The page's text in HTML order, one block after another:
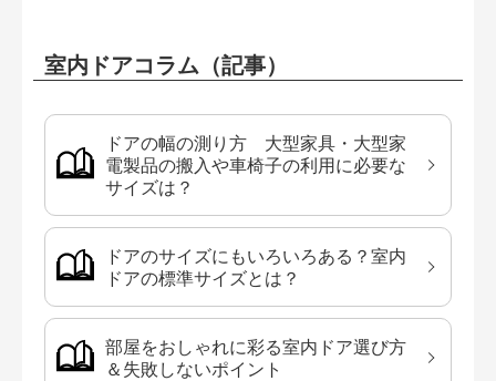
室内ドアコラム（記事）
ドアの幅の測り方 大型家具・大型家
電製品の搬入や車椅子の利用に必要な
サイズは？
ドアのサイズにもいろいろある？室内
ドアの標準サイズとは？
部屋をおしゃれに彩る室内ドア選び方
＆失敗しないポイント